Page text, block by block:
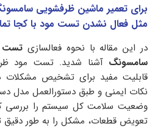
برای تعمیر ماشین ظرفشویی
مثل فعال نشدن تست مود با کجا
در این مقاله با نحوه فعالسازیتست
سامسونگ آشنا شدید. تست مود
قابلیت مفید برای تشخیص مشکلات
نکات ایمنی و طبق دستورالعمل مدل
وضعیت سلامت کل سیستم را بررسی
تعویض قطعات، مشکل را به طور